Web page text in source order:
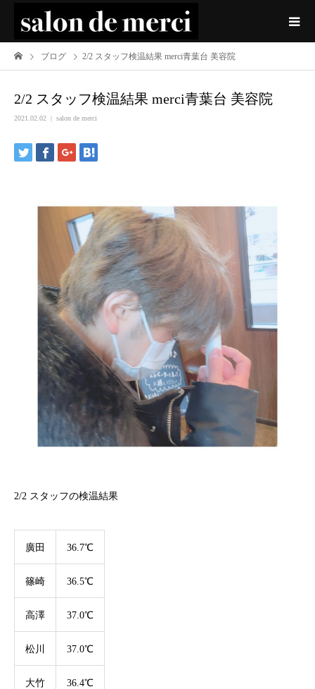
ブログ 2/2 スタッフ検温結果 merci青葉台 美容院
2/2 スタッフ検温結果 merci青葉台 美容院
2021.02.02 salon de merci
2/2 スタッフの検温結果
廣田 36.7℃
篠崎 36.5℃
高澤 37.0℃
松川 37.0℃
大竹 36.4℃